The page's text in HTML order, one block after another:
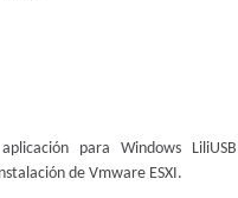
para Windows LiliUSB
de Vmware ESXI.